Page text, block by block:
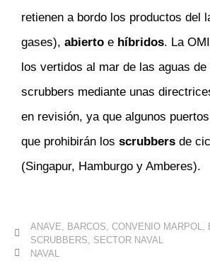
retienen a bordo los productos del
gases), abierto e híbridos. La
los vertidos al mar de las aguas de
scrubbers mediante unas
en revisión, ya que algunos
que prohibirán los scrubbers de
(Singapur, Hamburgo y Amberes).
ANAVE BARCOS CONVENIO MARPOL
SCRUBBERS
SECTOR NAVAL
NAVAL